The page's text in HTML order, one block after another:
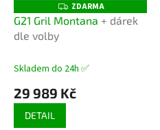
Z
D
A
ZDARMA
G21 Gril Montana + dárek
dle volby
Skladem do 24h ✅
29 989 Kč
DETAIL